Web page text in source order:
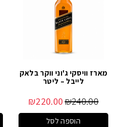
מארז וויסקי ג'וני ווקר בלאק
לייבל – ליטר
₪240.00
₪220.00
הוספה לסל